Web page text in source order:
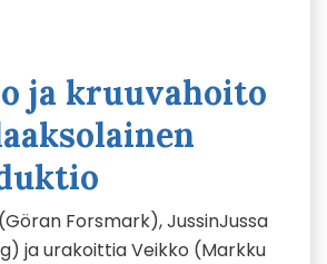
ja kruuvahoito
Forsmark), JussinJussa
ja urakoittia Veikko (Markku